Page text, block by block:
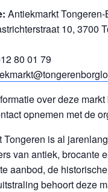
Antiekmarkt
10, 3700
80 01 79
over deze
opnemen met de
Tongeren is al
van antiek, brocante
aanbod, de
behoort deze